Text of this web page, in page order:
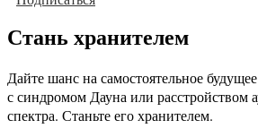
Стань хранителем
Дайте шанс на самостоятельное
с синдромом Дауна или расстройством
спектра. Станьте его хранителем.